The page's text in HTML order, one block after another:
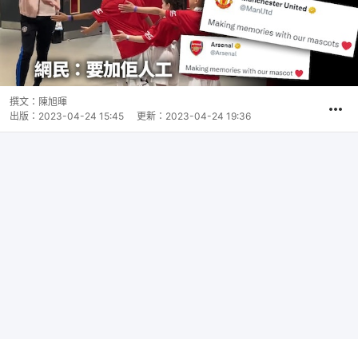
撰文： 陳旭暉
出版： 2023-04-24 15:45 更新： 2023-04-24 19:36